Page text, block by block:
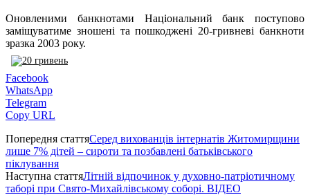
Оновленими банкнотами Національний банк поступово
заміщуватиме зношені та пошкоджені 20-гривневі банкноти
зразка 2003 року.
Facebook
WhatsApp
Telegram
Copy URL
Попередня статтяСеред вихованців інтернатів Житомирщини
лише 7% дітей – сироти та позбавлені батьківського
піклування
Наступна статтяЛітній відпочинок у духовно-патріотичному
таборі при Свято-Михайлівському соборі. ВІДЕО